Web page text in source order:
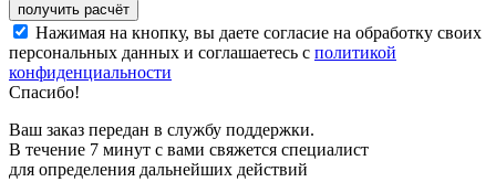
Нажимая на кнопку, вы даете согласие на обработку своих
персональных данных и соглашаетесь с политикой
конфиденциальности
Спасибо!
Ваш заказ передан в службу поддержки.
В течение 7 минут с вами свяжется специалист
для определения дальнейших действий